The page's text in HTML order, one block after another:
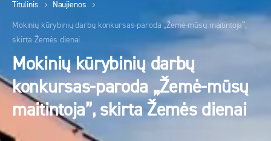
Titulinis Naujienos
Mokinių kūrybinių darbų konkursas-paroda „Žemė-mūsų maitintoja”,
skirta Žemės dienai
Mokinių kūrybinių darbų
konkursas-paroda „Žemė-mūsų
maitintoja”, skirta Žemės dienai